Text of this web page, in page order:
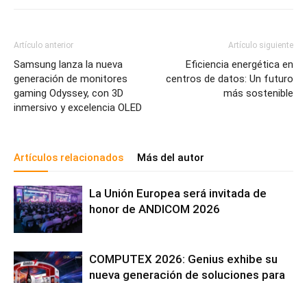
Artículo anterior
Samsung lanza la nueva
generación de monitores
gaming Odyssey, con 3D
inmersivo y excelencia OLED
Artículo siguiente
Eficiencia energética en
centros de datos: Un futuro
más sostenible
Artículos relacionados Más del autor
La Unión Europea será invitada de
honor de ANDICOM 2026
COMPUTEX 2026: Genius exhibe su
nueva generación de soluciones para